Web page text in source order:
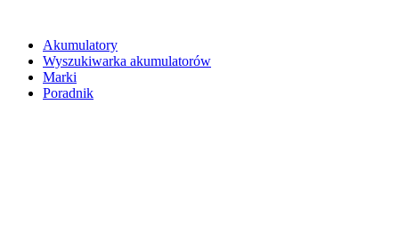
Akumulatory
Wyszukiwarka akumulatorów
Marki
Poradnik